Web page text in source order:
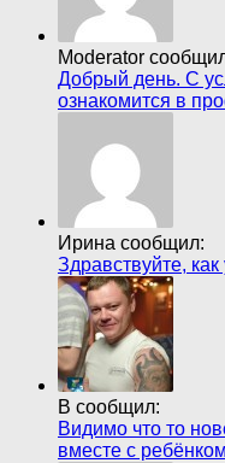
Moderator
Добрый день. С
ознакомится в
Ирина сообщил:
Здравствуйте,
В сообщил:
Видимо что то
вместе с